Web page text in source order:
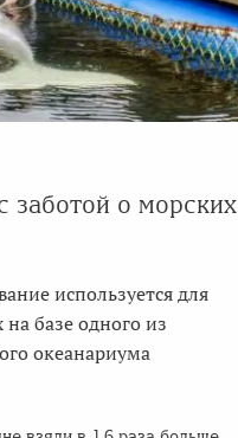
заботой о морских
используется для
на базе одного из
океанариума